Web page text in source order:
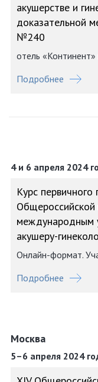
акушерстве и
доказательной
№240
отель
Подробнее
4 и 6 апреля 2024
Курс
международным
акушеру-
Онлайн-формат.
Подробнее
Москва
5–6 апреля 2024